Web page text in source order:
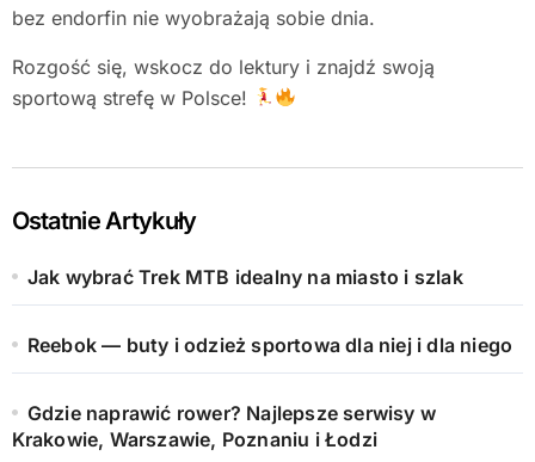
bez endorfin nie wyobrażają sobie dnia.
Rozgość się, wskocz do lektury i znajdź swoją
sportową strefę w Polsce!
Ostatnie Artykuły
Jak wybrać Trek MTB idealny na miasto i szlak
Reebok — buty i odzież sportowa dla niej i dla niego
Gdzie naprawić rower? Najlepsze serwisy w
Krakowie, Warszawie, Poznaniu i Łodzi